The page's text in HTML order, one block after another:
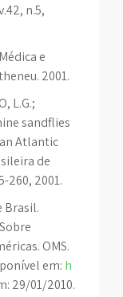
n.5,
e
2001.
L.G.;
sandflies
Atlantic
de
260, 2001.
Brasil.
OMS.
em: h
29/01/2010.